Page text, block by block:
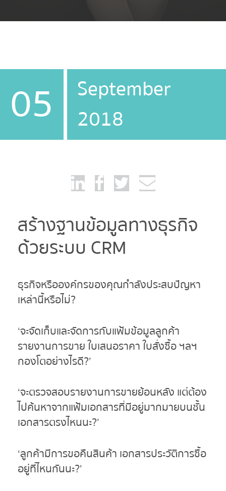
05
September
2018
สร้างฐานข้อมูลทางธุรกิจ
ด้วยระบบ CRM
ธุรกิจหรือองค์กรของคุณกำลังประสบปัญหา
เหล่านี้หรือไม่?
‘จะจัดเก็บและจัดการกับแฟ้มข้อมูลลูกค้า
รายงานการขาย ใบเสนอราคา ใบสั่งซื้อ ฯลฯ
กองโตอย่างไรดี?’
‘จะตรวจสอบรายงานการขายย้อนหลัง แต่ต้อง
ไปค้นหาจากแฟ้มเอกสารที่มีอยู่มากมายบนชั้น
เอกสารตรงไหนนะ?’
‘ลูกค้ามีการขอคืนสินค้า เอกสารประวัติการซื้อ
อยู่ที่ไหนกันนะ?’